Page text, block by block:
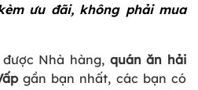
ưu đãi, không phải mua
Nhà hàng, quán ăn hải
gần bạn nhất, các bạn có